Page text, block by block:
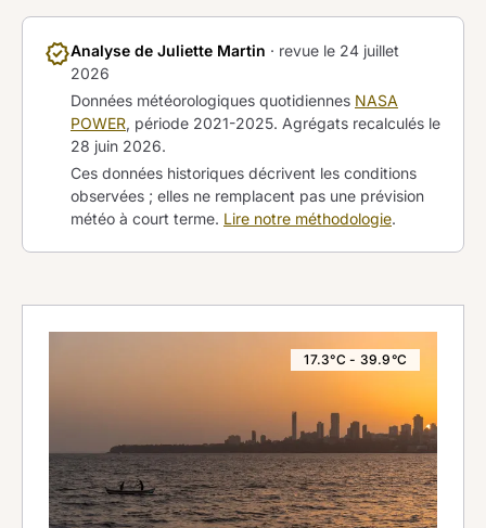
verifiedAnalyse de Juliette Martin · revue le 24 juillet
2026
Données météorologiques quotidiennes NASA
POWER, période 2021-2025. Agrégats recalculés le
28 juin 2026.
Ces données historiques décrivent les conditions
observées ; elles ne remplacent pas une prévision
météo à court terme. Lire notre méthodologie.
17.3°C - 39.9°C